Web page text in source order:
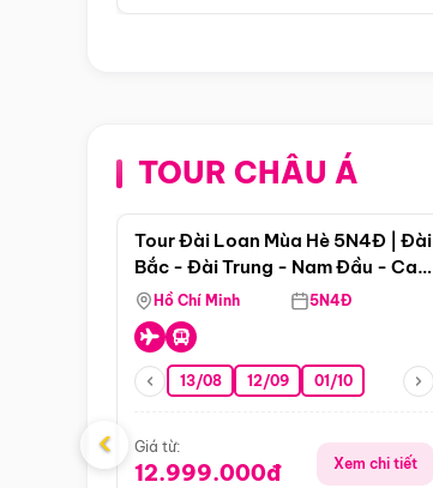
TOUR CHÂU ÁĐiểm nổi bật
Tour Đài Loan Mùa Hè 5N4Đ | Đài
Bắc - Đài Trung - Nam Đầu - Cao
Hùng ( Bay Vn)
Hồ Chí Minh 5N4Đ
13/08 12/09 01/10
Giá từ:
12.999.000đ Xem chi tiết
‹